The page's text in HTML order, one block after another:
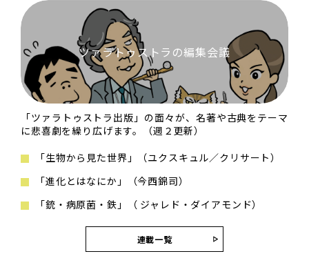
ツァラトゥストラの編集会議
「ツァラトゥストラ出版」の面々が、名著や古典をテーマ
に悲喜劇を繰り広げます。（週２更新）
「生物から見た世界」（ユクスキュル／クリサート）
「進化とはなにか」（今西錦司）
「銃・病原菌・鉄」（ ジャレド・ダイアモンド）
連載一覧